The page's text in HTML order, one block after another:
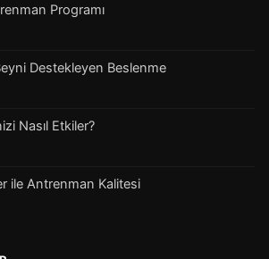
Programı
Destekleyen Beslenme
Nasıl Etkiler?
ile Antrenman Kalitesi